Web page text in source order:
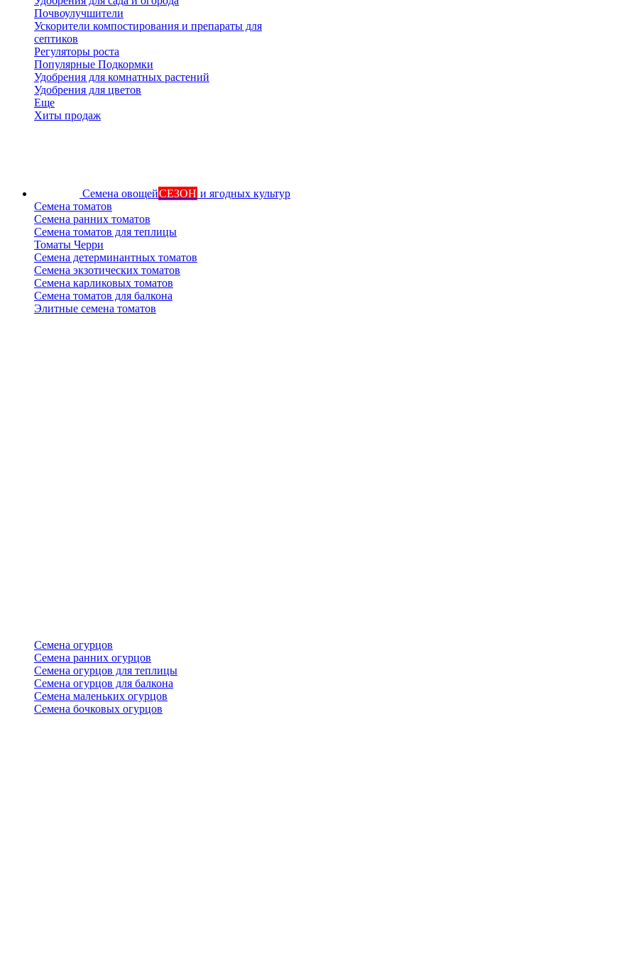
Почвоулучшители
Ускорители компостирования и препараты для
септиков
Регуляторы роста
Популярные Подкормки
Удобрения для комнатных растений
Удобрения для цветов
Еще
Хиты продаж
Семена овощейСЕЗОН и ягодных культур
Семена томатов
Семена ранних томатов
Семена томатов для теплицы
Томаты Черри
Семена детерминантных томатов
Семена экзотических томатов
Семена карликовых томатов
Семена томатов для балкона
Элитные семена томатов
Семена огурцов
Семена ранних огурцов
Семена огурцов для теплицы
Семена огурцов для балкона
Семена маленьких огурцов
Семена бочковых огурцов